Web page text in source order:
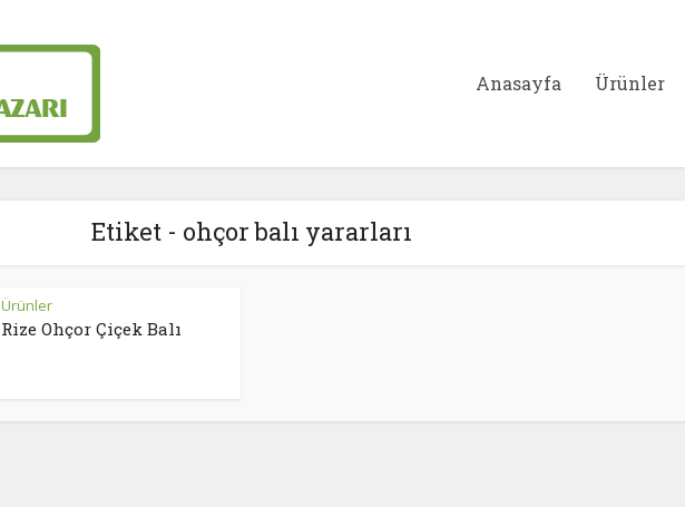
Anasayfa Ürünler
Etiket - ohçor balı yararları
Ürünler
Rize Ohçor Çiçek Balı